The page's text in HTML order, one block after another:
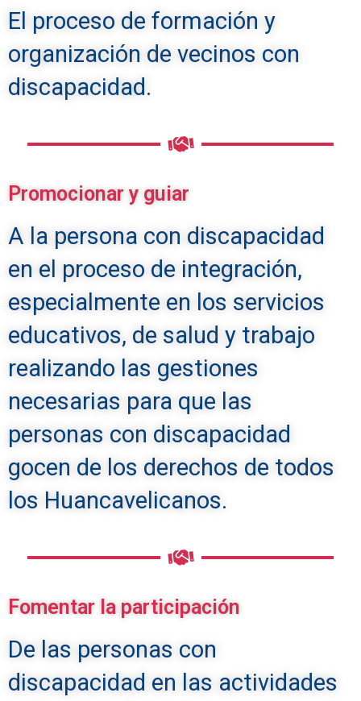
El proceso de formación y
organización de vecinos con
discapacidad.
Promocionar y guiar
A la persona con discapacidad
en el proceso de integración,
especialmente en los servicios
educativos, de salud y trabajo
realizando las gestiones
necesarias para que las
personas con discapacidad
gocen de los derechos de todos
los Huancavelicanos.
Fomentar la participación
De las personas con
discapacidad en las actividades